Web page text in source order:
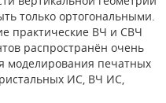
только ортогональными.
практические ВЧ и СВЧ
распространён очень
моделирования печатных
ИС, ВЧ ИС,